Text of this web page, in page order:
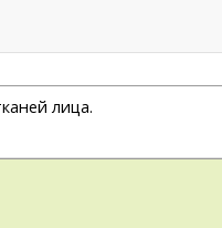
лица.